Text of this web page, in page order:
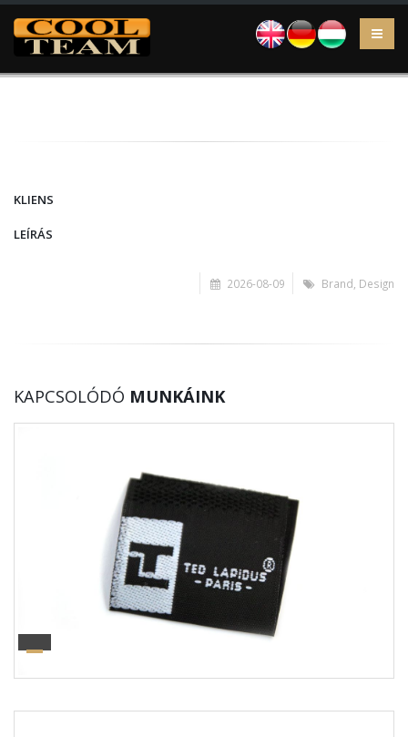
EN DE HU
KLIENS
LEÍRÁS
2026-08-09 Brand Design
KAPCSOLÓDÓ MUNKÁINK